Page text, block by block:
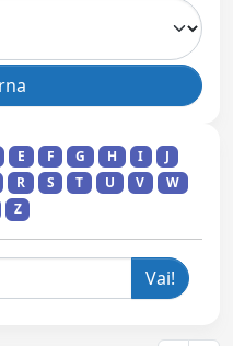
E F G H I
J
R S T U V
W
Z